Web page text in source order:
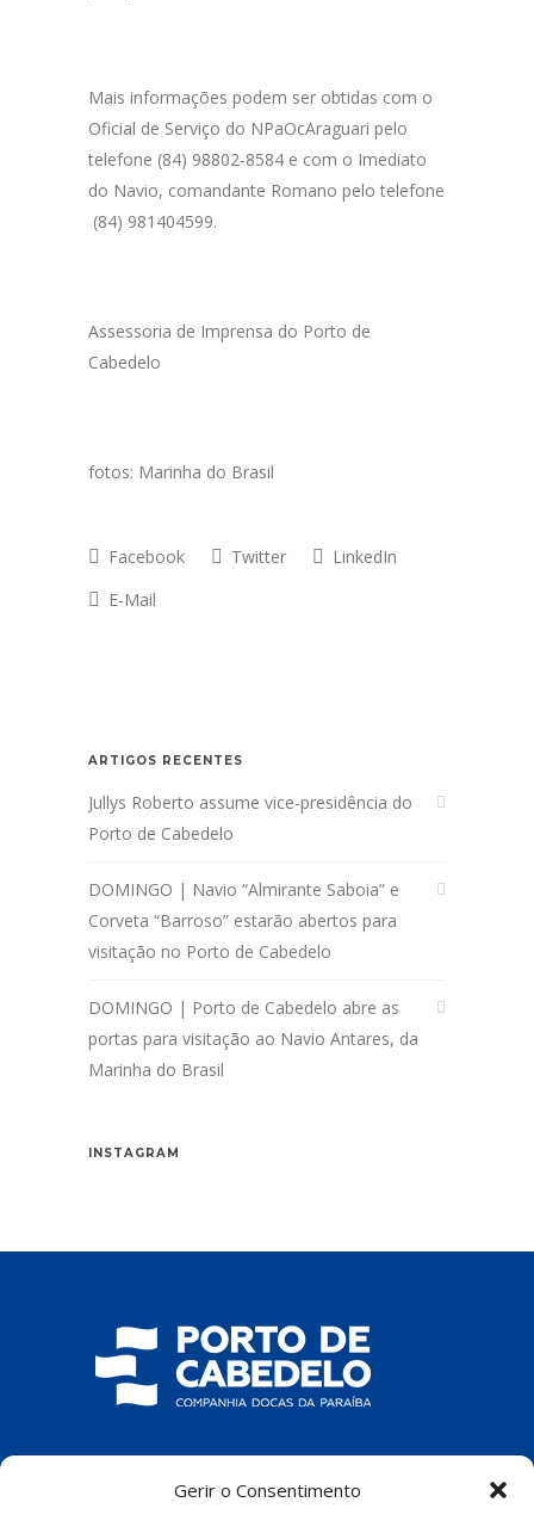
Gerir o Consentimento
Mais informações podem ser obtidas com o
Oficial de Serviço do NPaOcAraguari pelo
telefone (84) 98802-8584 e com o Imediato
do Navio, comandante Romano pelo telefone
(84) 981404599.
Assessoria de Imprensa do Porto de
Cabedelo
fotos: Marinha do Brasil
Facebook Twitter
LinkedIn
E-Mail
ARTIGOS RECENTES
Jullys Roberto assume vice-presidência do
Porto de Cabedelo
DOMINGO | Navio “Almirante Saboia” e
Corveta “Barroso” estarão abertos para
visitação no Porto de Cabedelo
DOMINGO | Porto de Cabedelo abre as
portas para visitação ao Navio Antares, da
Marinha do Brasil
INSTAGRAM
COMPANHIA DOCAS DA PARAÍBA